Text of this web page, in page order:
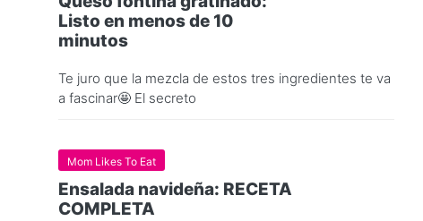
Listo en menos de 10
minutos
Te juro que la mezcla de estos tres ingredientes te va
a fascinar🤩 El secreto
Mom Likes To Eat
Ensalada navideña: RECETA
COMPLETA